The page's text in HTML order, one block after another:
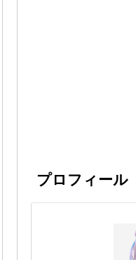
プロフィール